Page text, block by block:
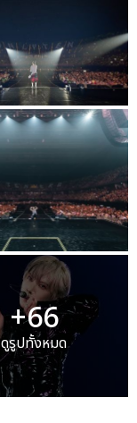
+66
ดูรูปทั้งหมด